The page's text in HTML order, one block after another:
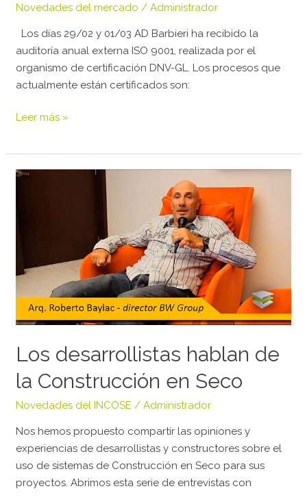
Novedades del mercado /Administrador
Los días 29/02 y 01/03 AD Barbieri ha recibido la
auditoría anual externa ISO 9001, realizada por el
organismo de certificación DNV-GL. Los procesos que
actualmente están certificados son:
Leer más »
Los desarrollistas hablan de
la Construcción en Seco
Novedades del INCOSE /Administrador
Nos hemos propuesto compartir las opiniones y
experiencias de desarrollistas y constructores sobre el
uso de sistemas de Construcción en Seco para sus
proyectos. Abrimos esta serie de entrevistas con
Los
Construcción
en
Seco